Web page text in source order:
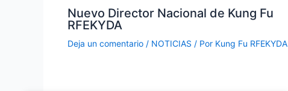
Nuevo Director Nacional de Kung Fu
RFEKYDA
Deja un comentario / NOTICIAS / Por Kung Fu RFEKYDA